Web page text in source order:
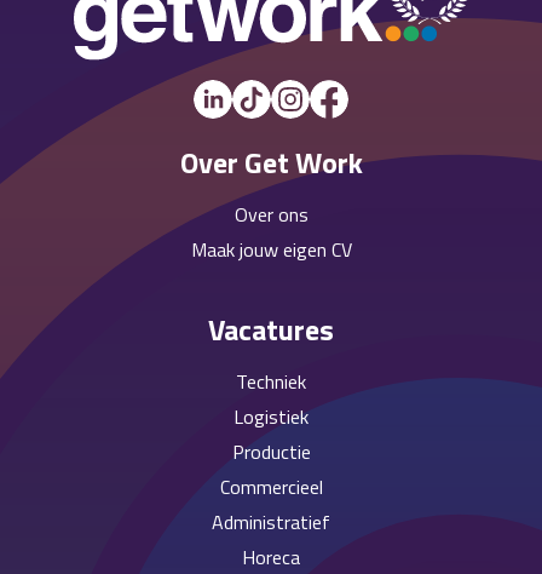
Over Get Work
Over ons
Maak jouw eigen CV
Vacatures
Techniek
Logistiek
Productie
Commercieel
Administratief
Horeca